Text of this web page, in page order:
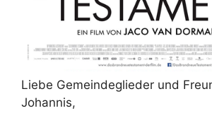
Liebe Gemeindeglieder und
Johannis,